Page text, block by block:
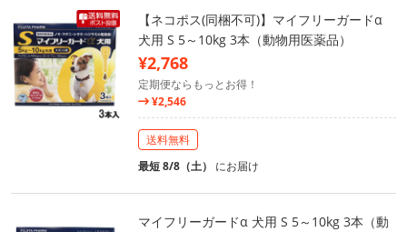
【ネコポス(同梱不可)】マイフリーガードα
犬用 S 5～10kg 3本（動物用医薬品）
¥2,768
定期便ならもっとお得！
¥2,546
送料無料
最短 8/8（土） にお届け
マイフリーガードα 犬用 S 5～10kg 3本（動